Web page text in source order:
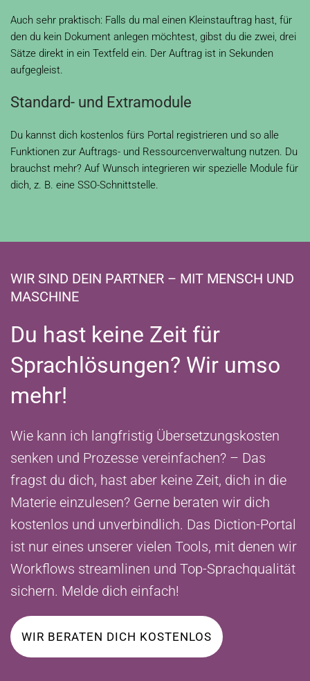
Auch sehr praktisch: Falls du mal einen Kleinstauftrag hast, für
den du kein Dokument anlegen möchtest, gibst du die zwei, drei
Sätze direkt in ein Textfeld ein. Der Auftrag ist in Sekunden
aufgegleist.
Standard- und Extramodule
Du kannst dich kostenlos fürs Portal registrieren und so alle
Funktionen zur Auftrags- und Ressourcenverwaltung nutzen. Du
brauchst mehr? Auf Wunsch integrieren wir spezielle Module für
dich, z. B. eine SSO-Schnittstelle.
WIR SIND DEIN PARTNER – MIT MENSCH UND
MASCHINE
Du hast keine Zeit für
Sprachlösungen? Wir umso
mehr!
Wie kann ich langfristig Übersetzungskosten
senken und Prozesse vereinfachen? – Das
fragst du dich, hast aber keine Zeit, dich in die
Materie einzulesen? Gerne beraten wir dich
kostenlos und unverbindlich. Das Diction-Portal
ist nur eines unserer vielen Tools, mit denen wir
Workflows streamlinen und Top-Sprachqualität
sichern. Melde dich einfach!
WIR BERATEN DICH KOSTENLOS